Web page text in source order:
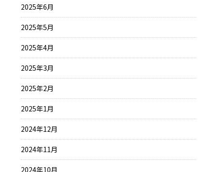
2025年6月
2025年5月
2025年4月
2025年3月
2025年2月
2025年1月
2024年12月
2024年11月
2024年10月